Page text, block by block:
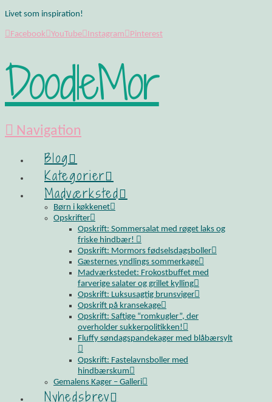
Livet som inspiration!
Facebook YouTube Instagram Pinterest
DoodleMor
Navigation
Blog
Kategorier
Madværksted
Børn i køkkenet
Opskrifter
Opskrift: Sommersalat med røget laks og
friske hindbær!
Opskrift: Mormors fødselsdagsboller
Gæsternes yndlings sommerkage
Madværkstedet: Frokostbuffet med
farverige salater og grillet kylling
Opskrift: Luksusagtig brunsviger
Opskrift på kransekage
Opskrift: Saftige “romkugler”, der
overholder sukkerpolitikken!
Fluffy søndagspandekager med blåbærsylt
Opskrift: Fastelavnsboller med
hindbærskum
Gemalens Kager – Galleri
Nyhedsbrev